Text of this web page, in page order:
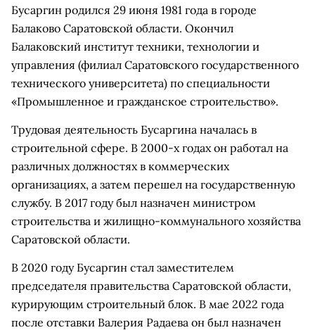
Бусаргин родился 29 июня 1981 года в городе
Балаково Саратовской области. Окончил
Балаковский институт техники, технологии и
управления (филиал Саратовского государственного
технического университета) по специальности
«Промышленное и гражданское строительство».
Трудовая деятельность Бусаргина началась в
строительной сфере. В 2000-х годах он работал на
различных должностях в коммерческих
организациях, а затем перешел на государственную
службу. В 2017 году был назначен министром
строительства и жилищно-коммунального хозяйства
Саратовской области.
В 2020 году Бусаргин стал заместителем
председателя правительства Саратовской области,
курирующим строительный блок. В мае 2022 года
после отставки Валерия Радаева он был назначен